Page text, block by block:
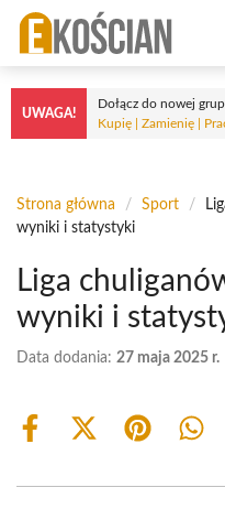
Przejdź
treści
UWAGA!
Dołącz do nowej
Kupię | Zamienię |
Strona główna / Sport /
wyniki i statystyki
Liga
wyniki i
Data dodania: 27 maja 2025 r.
Share
Share
(Twitter)
Share